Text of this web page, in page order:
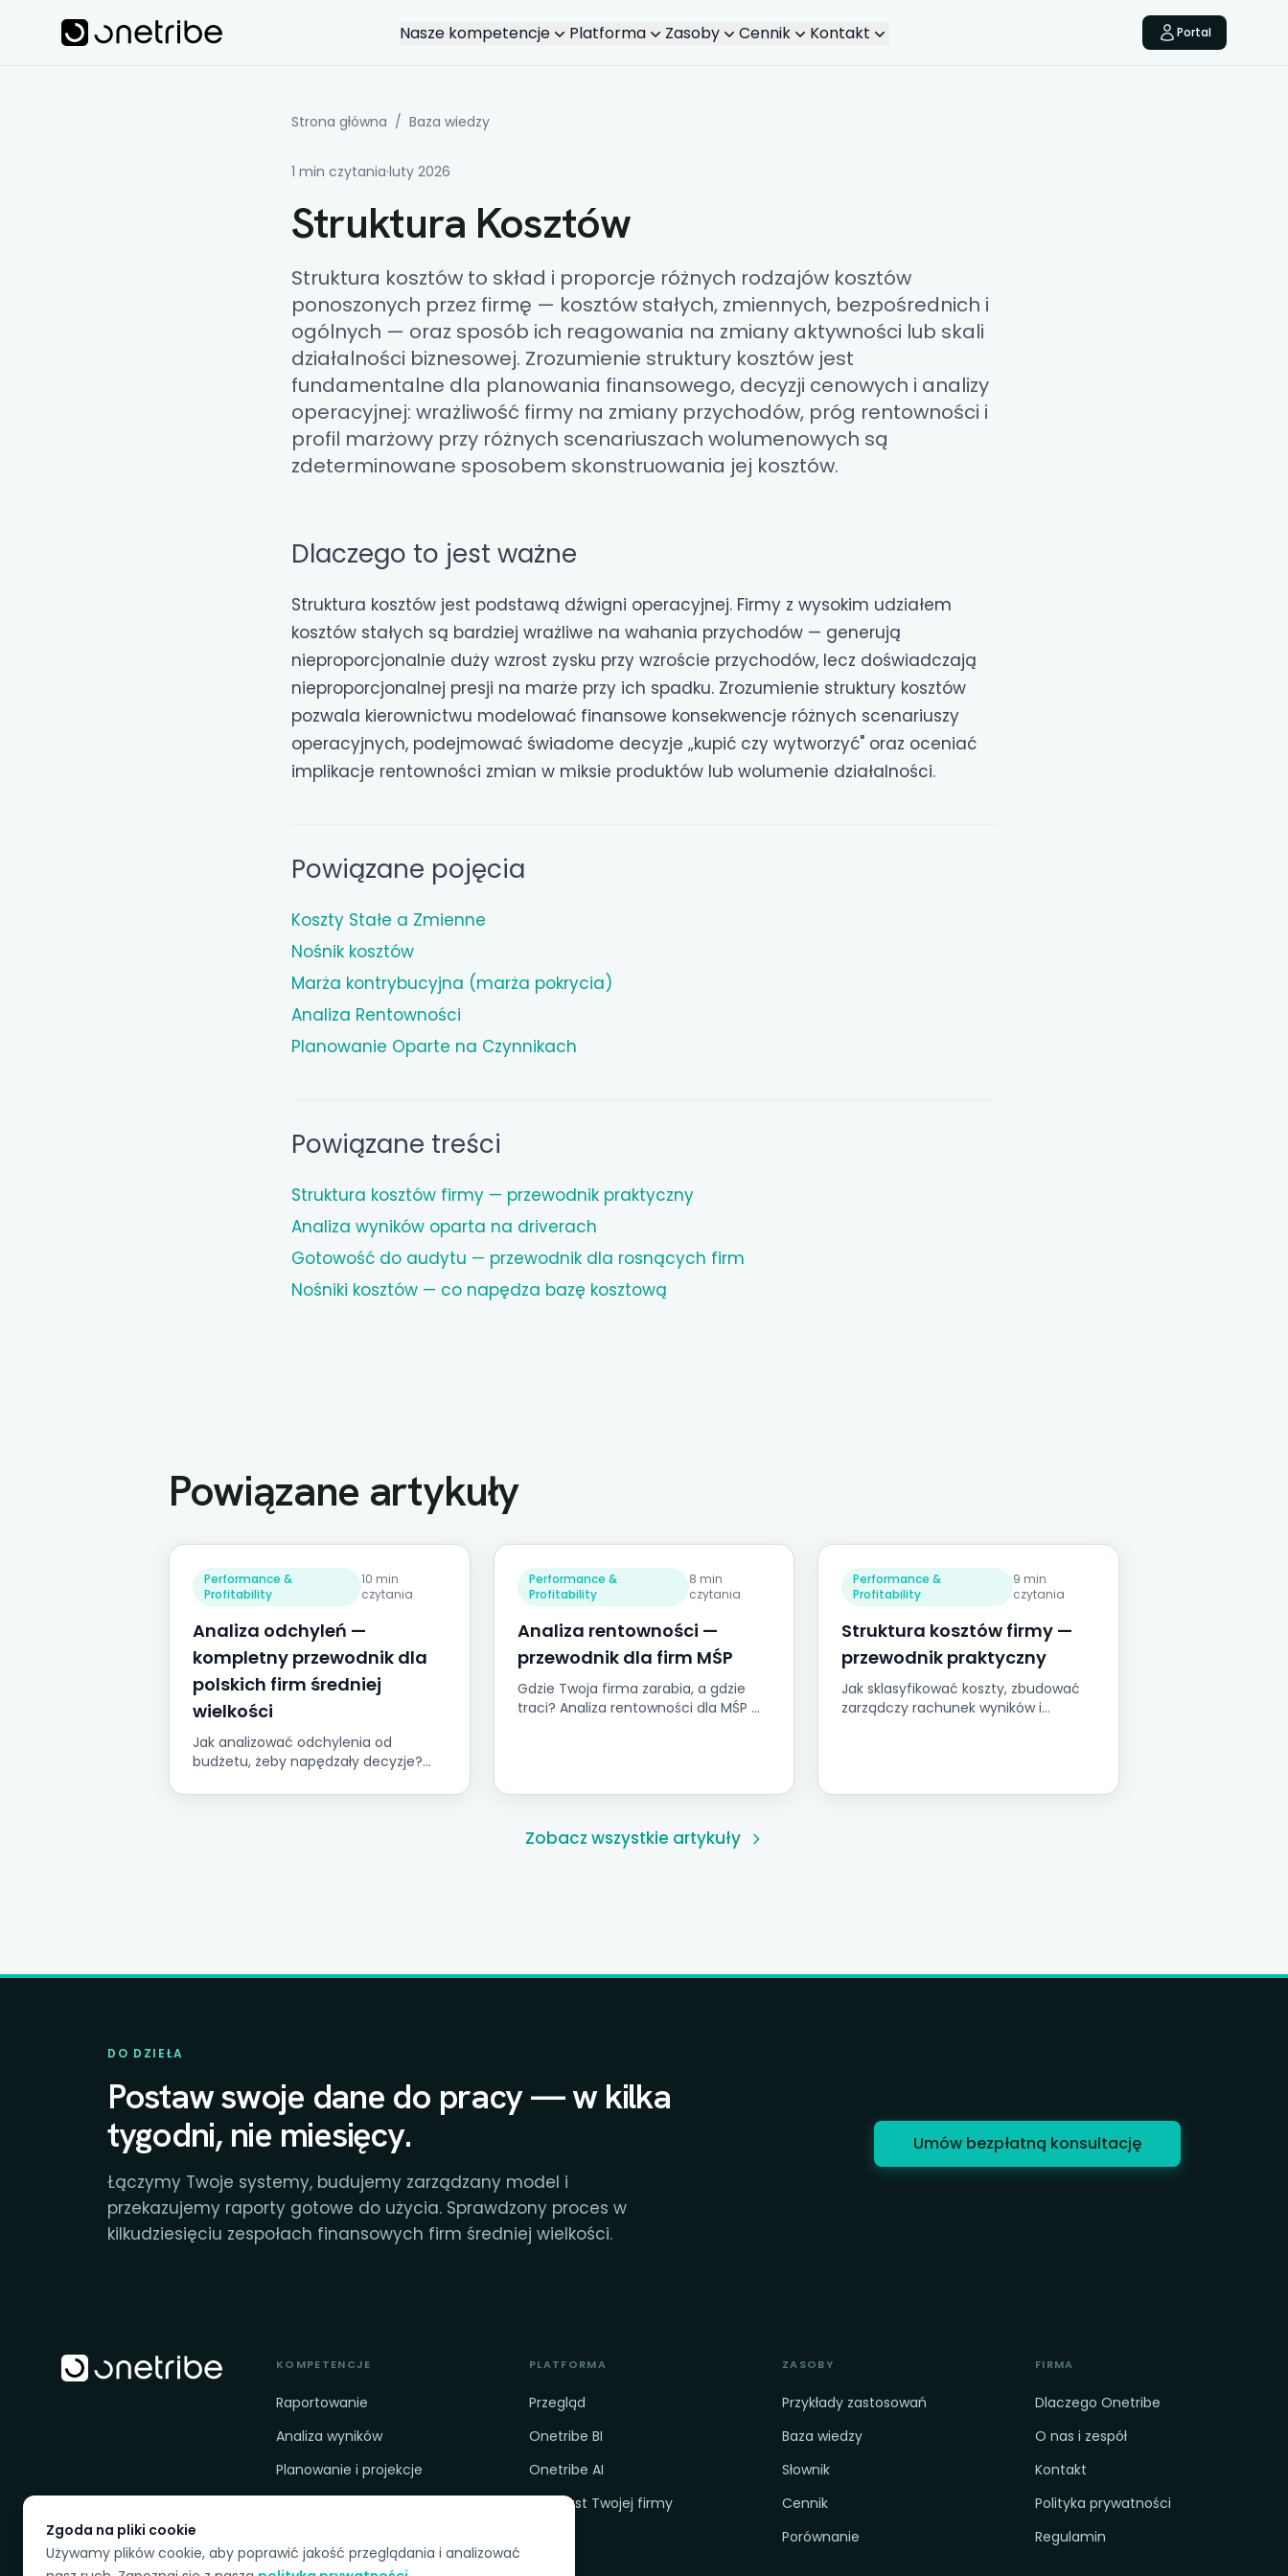
Onetribe
Nasze kompetencje Platforma Zasoby Cennik Kontakt Portal
Powiązane treści
Strona główna / Baza wiedzy
1 min czytania·luty 2026
Struktura Kosztów
Struktura kosztów to skład i proporcje różnych rodzajów kosztów
ponoszonych przez firmę — kosztów stałych, zmiennych, bezpośrednich i
ogólnych — oraz sposób ich reagowania na zmiany aktywności lub skali
działalności biznesowej. Zrozumienie struktury kosztów jest
fundamentalne dla planowania finansowego, decyzji cenowych i analizy
operacyjnej: wrażliwość firmy na zmiany przychodów, próg rentowności i
profil marżowy przy różnych scenariuszach wolumenowych są
zdeterminowane sposobem skonstruowania jej kosztów.
Dlaczego to jest ważne
Struktura kosztów jest podstawą dźwigni operacyjnej. Firmy z wysokim udziałem
kosztów stałych są bardziej wrażliwe na wahania przychodów — generują
nieproporcjonalnie duży wzrost zysku przy wzroście przychodów, lecz doświadczają
nieproporcjonalnej presji na marże przy ich spadku. Zrozumienie struktury kosztów
pozwala kierownictwu modelować finansowe konsekwencje różnych scenariuszy
operacyjnych, podejmować świadome decyzje „kupić czy wytworzyć" oraz oceniać
implikacje rentowności zmian w miksie produktów lub wolumenie działalności.
Powiązane pojęcia
Koszty Stałe a Zmienne
Nośnik kosztów
Marża kontrybucyjna (marża pokrycia)
Analiza Rentowności
Planowanie Oparte na Czynnikach
Powiązane treści
Struktura kosztów firmy — przewodnik praktyczny
Analiza wyników oparta na driverach
Gotowość do audytu — przewodnik dla rosnących firm
Nośniki kosztów — co napędza bazę kosztową
Powiązane artykuły
Performance &
Profitability
10 min
czytania
Analiza odchyleń —
kompletny przewodnik dla
polskich firm średniej
wielkości
Jak analizować odchylenia od
budżetu, żeby napędzały decyzje?
progi istotności i najczęstsze błędy
Performance &
Profitability
8 min
czytania
Analiza rentowności —
przewodnik dla firm MŚP
Gdzie Twoja firma zarabia, a gdzie
traci? Analiza rentowności dla MŚP —
Performance &
Profitability
9 min
czytania
Struktura kosztów firmy —
przewodnik praktyczny
Jak sklasyfikować koszty, zbudować
zarządczy rachunek wyników i
Zobacz wszystkie artykuły
DO DZIEŁA
Postaw swoje dane do pracy — w kilka
tygodni, nie miesięcy.
Łączymy Twoje systemy, budujemy zarządzany model i
przekazujemy raporty gotowe do użycia. Sprawdzony proces w
kilkudziesięciu zespołach finansowych firm średniej wielkości.
Umów bezpłatną konsultację
KOMPETENCJE
Raportowanie
Analiza wyników
Planowanie i projekcje
PLATFORMA
Przegląd
Onetribe BI
Onetribe AI
Kontekst Twojej firmy
ZASOBY
Przykłady zastosowań
Baza wiedzy
Słownik
Cennik
Porównanie
FIRMA
Dlaczego Onetribe
O nas i zespół
Kontakt
Polityka prywatności
Regulamin
Zgoda na pliki cookie
Używamy plików cookie, aby poprawić jakość przeglądania i analizować